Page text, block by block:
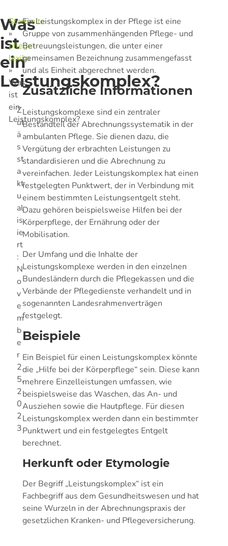
Was
ist
ein
Leistungskomplex?
Startseite
»
pflege-
lexika
»
Was
ist
ein
Leistungskomplex?
Z
ul
ä
s
st
a
kt
u
al
is
ie
rt
:
N
o
v
e
m
b
e
r
2
5,
2
0
2
3
Ein Leistungskomplex in der Pflege ist eine
Gruppe von zusammenhängenden Pflege- und
Betreuungsleistungen, die unter einer
gemeinsamen Bezeichnung zusammengefasst
und als Einheit abgerechnet werden.
Zusätzliche Informationen
Leistungskomplexe sind ein zentraler
Bestandteil der Abrechnungssystematik in der
ambulanten Pflege. Sie dienen dazu, die
Vergütung der erbrachten Leistungen zu
standardisieren und die Abrechnung zu
vereinfachen. Jeder Leistungskomplex hat einen
festgelegten Punktwert, der in Verbindung mit
einem bestimmten Leistungsentgelt steht.
Dazu gehören beispielsweise Hilfen bei der
Körperpflege, der Ernährung oder der
Mobilisation.
Der Umfang und die Inhalte der
Leistungskomplexe werden in den einzelnen
Bundesländern durch die Pflegekassen und die
Verbände der Pflegedienste verhandelt und in
sogenannten Landesrahmenverträgen
festgelegt.
Beispiele
Ein Beispiel für einen Leistungskomplex könnte
die „Hilfe bei der Körperpflege“ sein. Diese kann
mehrere Einzelleistungen umfassen, wie
beispielsweise das Waschen, das An- und
Ausziehen sowie die Hautpflege. Für diesen
Leistungskomplex werden dann ein bestimmter
Punktwert und ein festgelegtes Entgelt
berechnet.
Herkunft oder Etymologie
Der Begriff „Leistungskomplex“ ist ein
Fachbegriff aus dem Gesundheitswesen und hat
seine Wurzeln in der Abrechnungspraxis der
gesetzlichen Kranken- und Pflegeversicherung.